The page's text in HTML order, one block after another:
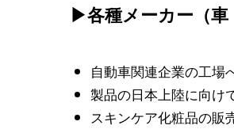
▶各種メーカー（車
自動車関連企業の工場
製品の日本上陸に向け
スキンケア化粧品の販